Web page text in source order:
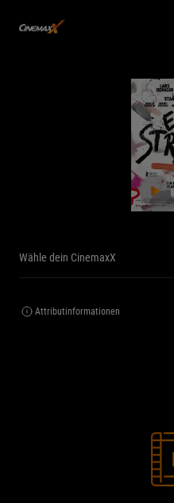
Wähle dein CinemaxX
Attributinformationen